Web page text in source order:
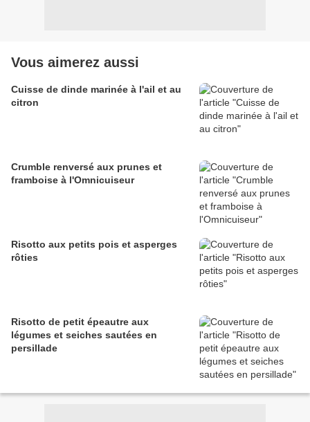
Vous aimerez aussi
Cuisse de dinde marinée à l'ail et au
citron
Crumble renversé aux prunes et
framboise à l'Omnicuiseur
Risotto aux petits pois et asperges
rôties
Risotto de petit épeautre aux
légumes et seiches sautées en
persillade